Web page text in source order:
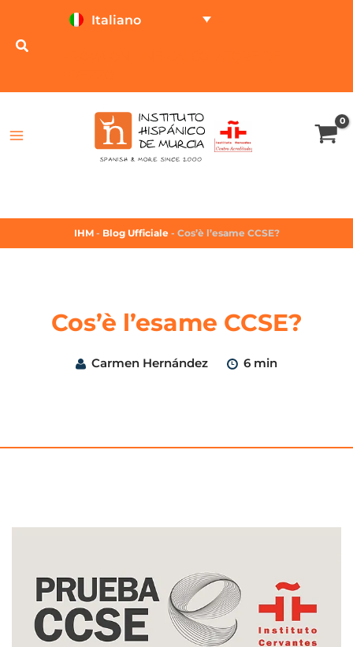
Italiano
IHM - Blog Ufficiale - Cos’è l’esame CCSE?
Cos’è l’esame CCSE?
Carmen Hernández 6 min